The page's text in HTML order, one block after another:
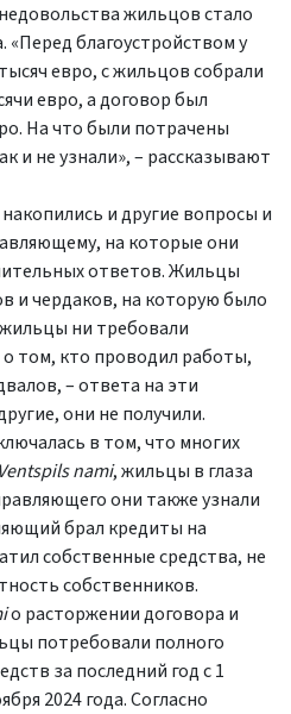
жильцов стало
«Перед благоустройством у
евро, с жильцов собрали
евро, а договор был
На что были потрачены
и не узнали», – рассказывают
и другие вопросы и
на которые они
ответов. Жильцы
и чердаков, на которую было
ни требовали
том, кто проводил работы,
– ответа на эти
они не получили.
в том, что многих
Ventspils nami, жильцы в глаза
они также узнали
брал кредиты на
собственные средства, не
собственников.
о расторжении договора и
потребовали полного
за последний год с 1
2024 года. Согласно